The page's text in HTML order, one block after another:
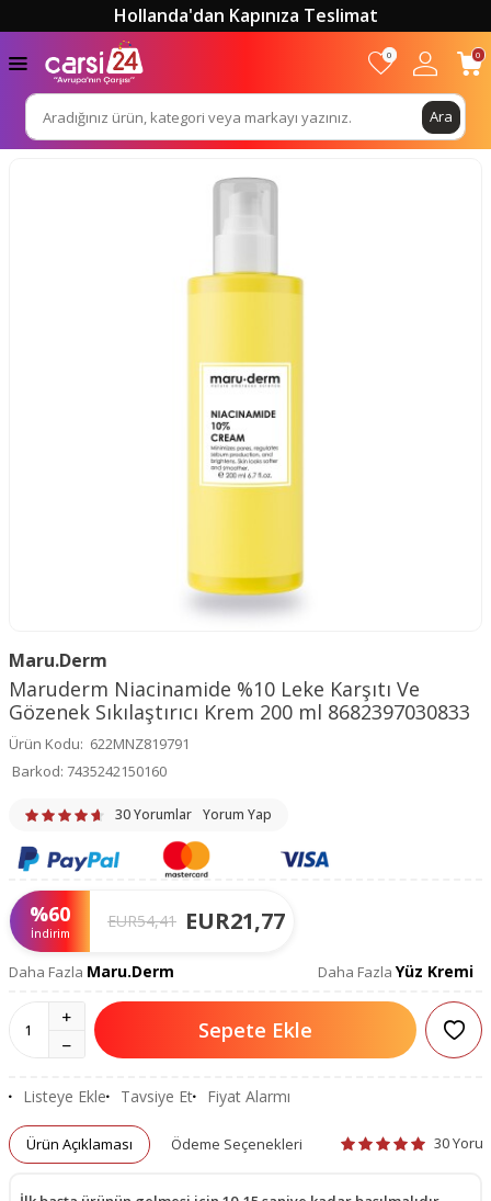
Hollanda'dan Kapınıza Teslimat
Ara
0 0
Maru.Derm
Maruderm Niacinamide %10 Leke Karşıtı Ve
Gözenek Sıkılaştırıcı Krem 200 ml 8682397030833
Ürün Kodu: 622MNZ819791
Barkod: 7435242150160
30 Yorumlar Yorum Yap
%60
İndirim
EUR54,41 EUR21,77
Daha Fazla Maru.Derm Daha Fazla Yüz Kremi
Sepete Ekle
Listeye Ekle Tavsiye Et Fiyat Alarmı
Ürün Açıklaması Ödeme Seçenekleri 30